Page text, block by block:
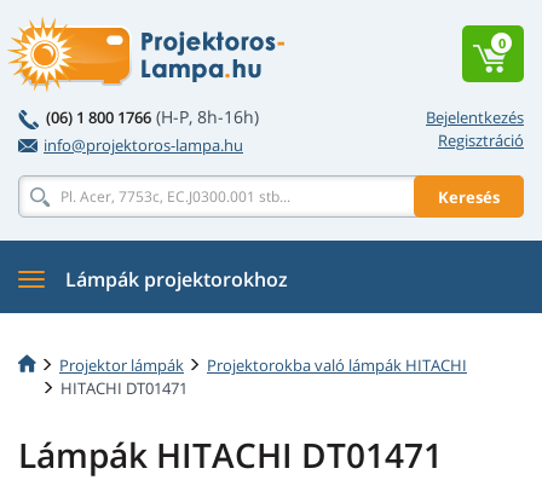
Bejelentkezés
Regisztráció
(06) 1 800 1766 (H-P, 8h-16h)
info@projektoros-lampa.hu
Keresés
0
Lámpák projektorokhoz
Projektor lámpák
Projektorokba való lámpák HITACHI
HITACHI DT01471
Lámpák HITACHI DT01471